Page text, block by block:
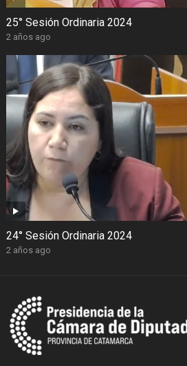
25° Sesión Ordinaria 2024
2 años ago
24° Sesión Ordinaria 2024
2 años ago